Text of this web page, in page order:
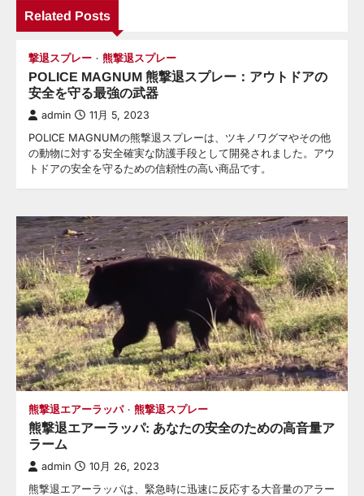
シ
ン
Related Posts
撃退スプレー 熊撃退スプレー
POLICE MAGNUM 熊撃退スプレー：アウトドアの
安全を守る最強の武器
admin 11月 5, 2023
POLICE MAGNUMの熊撃退スプレーは、ツキノワグマやその他
の動物に対する安全確実な防護手段として開発されました。アウ
トドアの安全を守るための信頼性の高い商品です。
熊撃退エアーラッパ 熊撃退スプレー
熊撃退エアーラッパ: あなたの安全のための高音量ア
ラーム
admin 10月 26, 2023
熊撃退エアーラッパは、緊急時に迅速に反応する大音量のアラー